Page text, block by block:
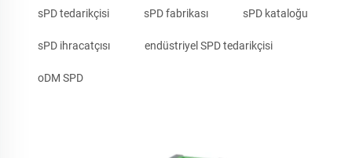
sPD tedarikçisi sPD fabrikası sPD kataloğu
sPD ihracatçısı endüstriyel SPD tedarikçisi
oDM SPD